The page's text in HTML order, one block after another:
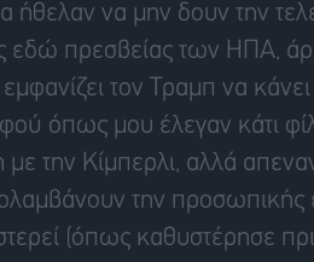
ήθελαν να μην δουν την
εδώ πρεσβείας των ΗΠΑ,
τον Τραμπ να κάνει
όπως μου έλεγαν κάτι
με την Κίμπερλι, αλλά
την προσωπικής
(όπως καθυστέρησε